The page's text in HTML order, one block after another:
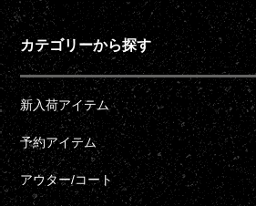
カテゴリーから探す
新入荷アイテム
予約アイテム
アウター/コート